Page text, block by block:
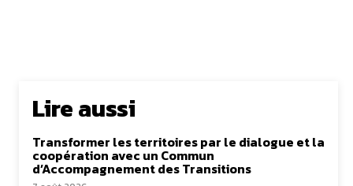
Lire aussi
Transformer les territoires par le dialogue et la
coopération avec un Commun
d’Accompagnement des Transitions